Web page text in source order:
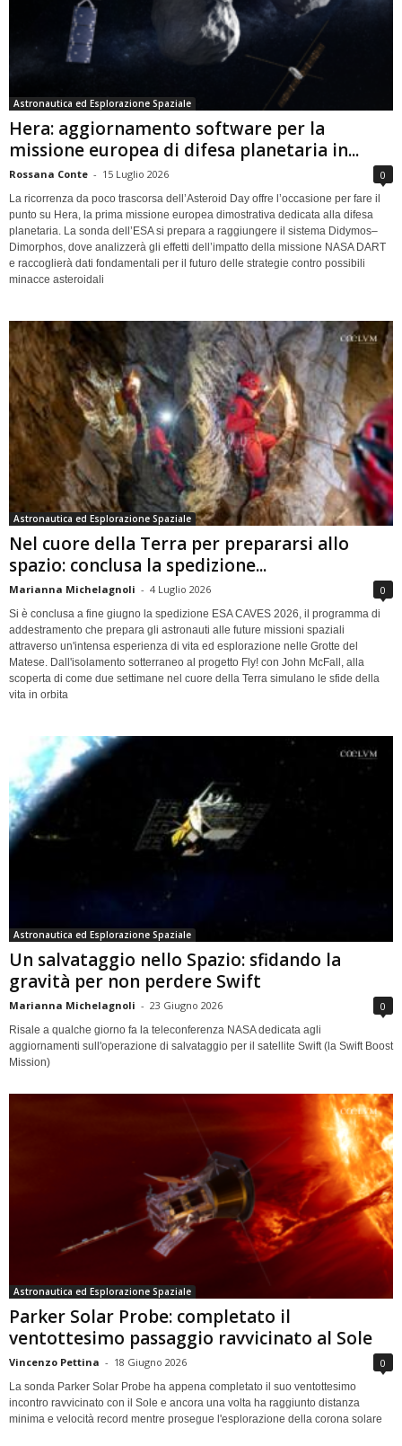
Astronautica ed Esplorazione Spaziale
Hera: aggiornamento software per la
missione europea di difesa planetaria in...
Rossana Conte - 15 Luglio 2026 0
La ricorrenza da poco trascorsa dell’Asteroid Day offre l’occasione per fare il
punto su Hera, la prima missione europea dimostrativa dedicata alla difesa
planetaria. La sonda dell’ESA si prepara a raggiungere il sistema Didymos–
Dimorphos, dove analizzerà gli effetti dell’impatto della missione NASA DART
e raccoglierà dati fondamentali per il futuro delle strategie contro possibili
minacce asteroidali
Astronautica ed Esplorazione Spaziale
Nel cuore della Terra per prepararsi allo
spazio: conclusa la spedizione...
Marianna Michelagnoli - 4 Luglio 2026 0
Si è conclusa a fine giugno la spedizione ESA CAVES 2026, il programma di
addestramento che prepara gli astronauti alle future missioni spaziali
attraverso un'intensa esperienza di vita ed esplorazione nelle Grotte del
Matese. Dall'isolamento sotterraneo al progetto Fly! con John McFall, alla
scoperta di come due settimane nel cuore della Terra simulano le sfide della
vita in orbita
Astronautica ed Esplorazione Spaziale
Un salvataggio nello Spazio: sfidando la
gravità per non perdere Swift
Marianna Michelagnoli - 23 Giugno 2026 0
Risale a qualche giorno fa la teleconferenza NASA dedicata agli
aggiornamenti sull'operazione di salvataggio per il satellite Swift (la Swift Boost
Mission)
Astronautica ed Esplorazione Spaziale
Parker Solar Probe: completato il
ventottesimo passaggio ravvicinato al Sole
Vincenzo Pettina - 18 Giugno 2026 0
La sonda Parker Solar Probe ha appena completato il suo ventottesimo
incontro ravvicinato con il Sole e ancora una volta ha raggiunto distanza
minima e velocità record mentre prosegue l'esplorazione della corona solare